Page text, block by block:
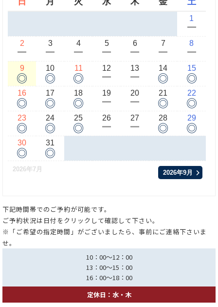
1
ー
2
ー
3
ー
4
ー
5
ー
6
ー
7
ー
8
ー
9
◎
10
◎
11
◎
12
ー
13
ー
14
◎
15
◎
16
◎
17
◎
18
◎
19
ー
20
ー
21
◎
22
◎
23
◎
24
◎
25
◎
26
ー
27
ー
28
◎
29
◎
30
◎
31
◎
2026年7月 2026年9月
下記時間帯でのご予約が可能です。
ご予約状況は日付をクリックして確認して下さい。
※「ご希望の指定時間」がございましたら、事前にご連絡下さいま
せ。
10：00～12：00
13：00～15：00
16：00～18：00
定休日：水・木